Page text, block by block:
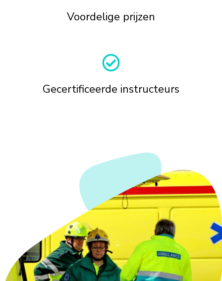
Voordelige prijzen
Gecertificeerde instructeurs